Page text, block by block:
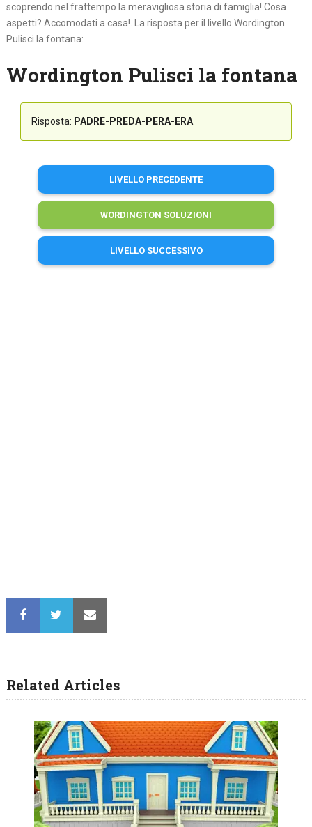
scoprendo nel frattempo la meravigliosa storia di famiglia! Cosa
aspetti? Accomodati a casa!. La risposta per il livello Wordington
Pulisci la fontana:
Wordington Pulisci la fontana
Risposta: PADRE-PREDA-PERA-ERA
LIVELLO PRECEDENTE
WORDINGTON SOLUZIONI
LIVELLO SUCCESSIVO
Related Articles